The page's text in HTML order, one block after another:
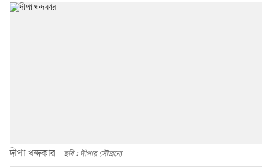
দীপা খন্দকার ছবি : দীপার সৌজন্যে